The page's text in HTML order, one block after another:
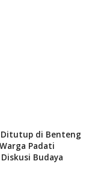
Ditutup di Benteng
Padati
Budaya